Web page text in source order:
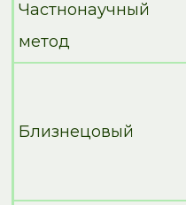
Частнонаучный
метод
Близнецовый